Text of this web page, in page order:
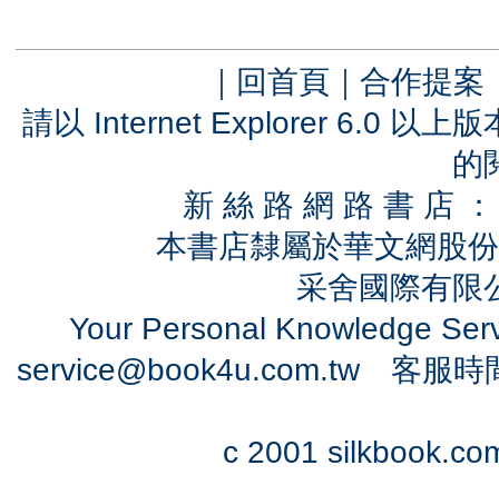
｜ 回首頁 ｜ 合作提案
請以 Internet Explorer 6.0 以上
的
新 絲 路 網 路 書 店
本書店隸屬於華文網股
采舍國際有
Your Personal Knowledge
service@book4u.com.tw客服時
c 2001